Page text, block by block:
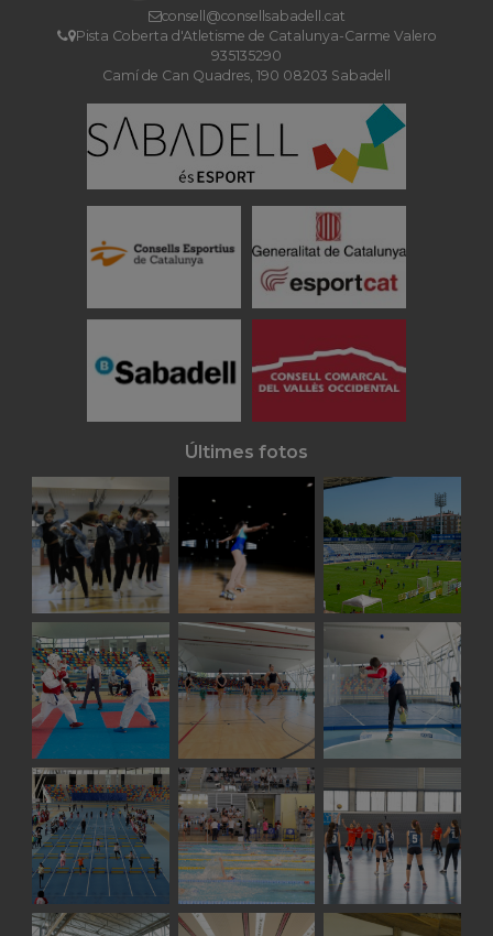
consell@consellsabadell.cat
Pista Coberta d'Atletisme de Catalunya-Carme Valero
935135290
Camí de Can Quadres, 190 08203 Sabadell
Últimes fotos